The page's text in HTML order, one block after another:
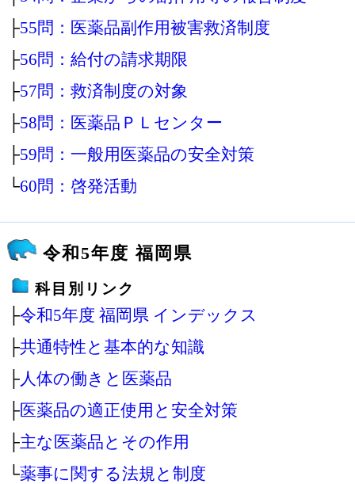
├55問：医薬品副作用被害救済制度
├56問：給付の請求期限
├57問：救済制度の対象
├58問：医薬品ＰＬセンター
├59問：一般用医薬品の安全対策
└60問：啓発活動
令和5年度 福岡県
科目別リンク
├令和5年度 福岡県 インデックス
├共通特性と基本的な知識
├人体の働きと医薬品
├医薬品の適正使用と安全対策
├主な医薬品とその作用
└薬事に関する法規と制度